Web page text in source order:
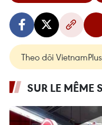
Theo dõi VietnamPlus
SUR LE MÊME